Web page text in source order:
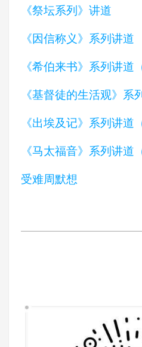
《祭坛系列》讲道
《因信称义》系列讲道
《希伯来书》系列讲道
《基督徒的生活观》系
《出埃及记》系列讲道
《马太福音》系列讲道
受难周默想